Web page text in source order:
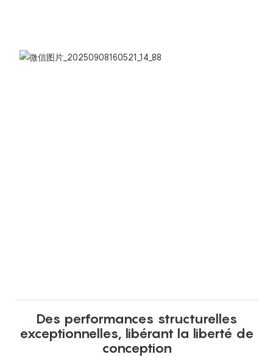
Des performances structurelles
exceptionnelles, libérant la liberté de
conception